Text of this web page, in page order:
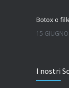
15
7 GIUGNO
I nostri